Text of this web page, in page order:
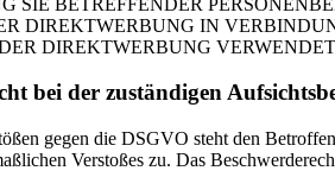
DIREKTWERBUNG IN
DIREKTWERBUNG
bei der zuständigen
gegen die DSGVO steht den
Verstoßes zu. Das